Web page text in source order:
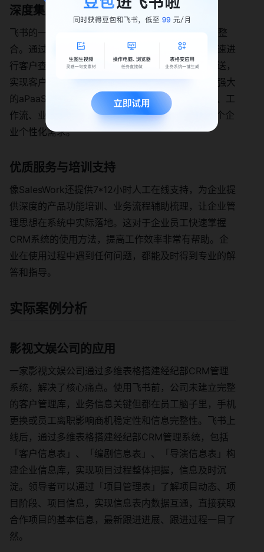
深度集成与个性化定制
飞书的一些CRM工具，如SalesWork，与飞书深度整
合。通过飞书机器人的消息窗口，销售人员可以快速进
行客户查询和查重操作，实时接收客户动态信息推送，
实现客户管理和在线办公一站式解决。同时，底层强大
的aPaaS能力可支持用户创建自定义应用、审批流、工
作流、业务状态机、BI数据仪表盘等，充分满足各个企
业个性化需求。
优质服务与培训支持
像SalesWork还提供7*12小时人工在线支持，为企业提
供深度的产品功能培训、业务流程辅助梳理，让企业管
理思想在系统中实际落地。这对于企业员工快速掌握
CRM系统的使用方法，提高工作效率非常有帮助。企
业在使用过程中遇到任何问题，都能及时得到专业的解
答和指导。
实际案例分析
影视文娱公司的应用
一家影视文娱公司通过多维表格搭建经纪部CRM管理
系统，解决了核心痛点。使用飞书前，公司未建立完整
的客户管理库，业务信息关键但都在员工脑子里，手机
更换或员工离职影响商机稳定性和信息完整性。飞书上
线后，通过多维表格搭建经纪部CRM管理系统，包括
「客户信息表」、「编剧信息表」、「导演信息表」构
建企业信息库，实现项目过程整体把握，信息及时沉
淀。领导者可以通过「项目管理表」了解项目动态、项
目阶段、项目信息，实现信息表内数据互通，直接获取
合作项目的基本信息，最新跟进进展、跟进过程一目了
然。